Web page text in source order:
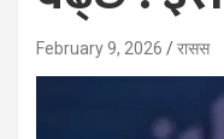
February 9, 2026 रासस